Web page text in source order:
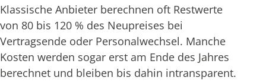
Klassische Anbieter berechnen oft Restwerte
von 80 bis 120 % des Neupreises bei
Vertragsende oder Personalwechsel. Manche
Kosten werden sogar erst am Ende des Jahres
berechnet und bleiben bis dahin intransparent.